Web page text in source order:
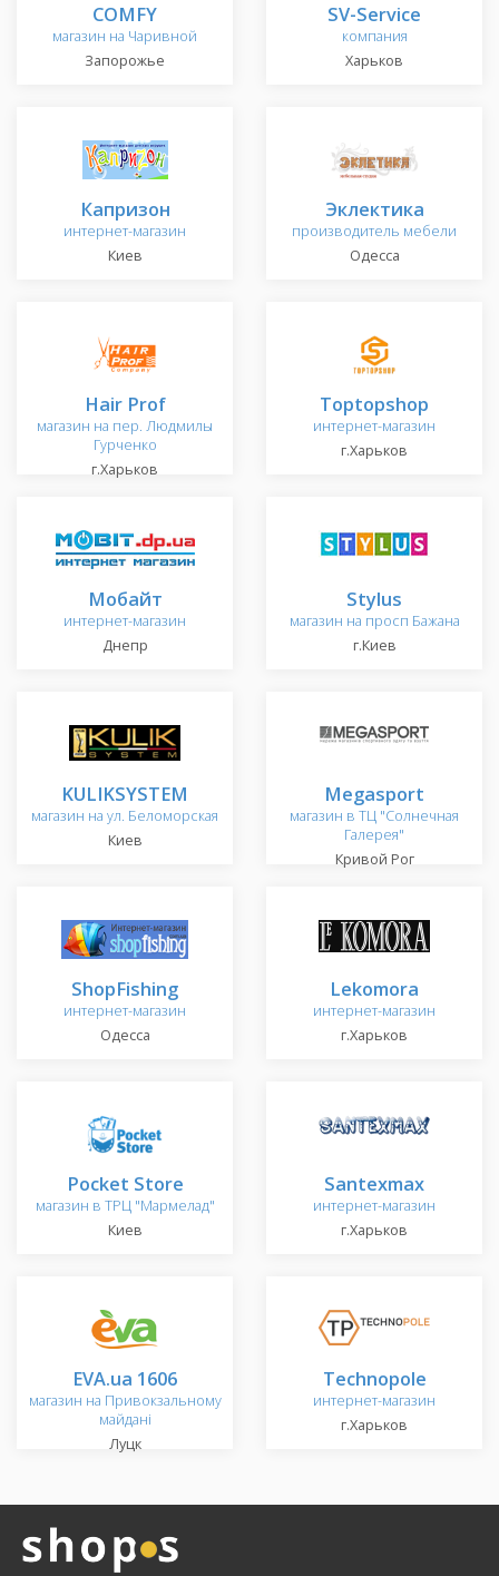
COMFY
магазин на Чаривной
Запорожье
SV-Service
компания
Харьков
Капризон
интернет-магазин
Киев
Эклектика
производитель мебели
Одесса
Hair Prof
магазин на пер. Людмилы
Гурченко
г.Харьков
Toptopshop
интернет-магазин
г.Харьков
Мобайт
интернет-магазин
Днепр
Stylus
магазин на просп Бажана
г.Киев
KULIKSYSTEM
магазин на ул. Беломорская
Киев
Megasport
магазин в ТЦ "Солнечная
Галерея"
Кривой Рог
ShopFishing
интернет-магазин
Одесса
Lekomora
интернет-магазин
г.Харьков
Pocket Store
магазин в ТРЦ "Мармелад"
Киев
Santexmax
интернет-магазин
г.Харьков
EVA.ua 1606
магазин на Привокзальному
майдані
Луцк
Technopole
интернет-магазин
г.Харьков